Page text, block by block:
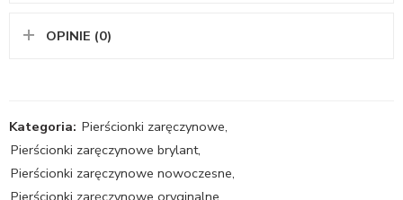
OPINIE (0)
Kategoria: Pierścionki zaręczynowe,
Pierścionki zaręczynowe brylant,
Pierścionki zaręczynowe nowoczesne,
Pierścionki zaręczynowe oryginalne